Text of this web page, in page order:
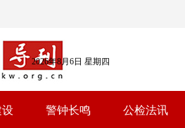
2026年8月6日 星期四
设 警钟长鸣 公检法讯